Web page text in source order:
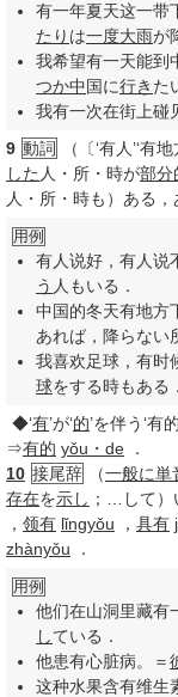
有一年夏天这一带
たり は一度大雨が
我希望有一天能到
つか中 国に行き た
我有一次在街上碰
9 動詞 （〔‘有人’‘有地
した 人・所・時が部分
人・所・時も）ある
用例
有人说好，有人说
う 人もいる．
中国的冬天有地方
あれば，降らない
我喜欢足球，有时
球をする時もある．
◆‘有’が‘的’を伴う‘有
⇒有的 yǒu・de ．
10 接尾辞 （一般に単
存在を示し ；…して
， 领有 lǐngyǒu ， 具有
zhànyǒu ．
用例
他们在山洞里藏有
している．
他患有心脏病。＝
这种水果含有维生